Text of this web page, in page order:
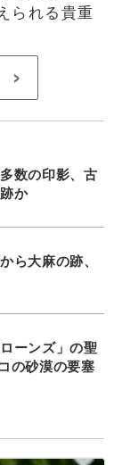
られる貴重
>
数の印影、古
か
ら大麻の跡、
ーンズ」の聖
の砂漠の要塞